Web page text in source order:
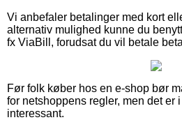
Vi anbefaler betalinger med kort
alternativ mulighed kunne du
fx ViaBill, forudsat du vil betale
Før folk køber hos en e-shop bør
for netshoppens regler, men det er
interessant.